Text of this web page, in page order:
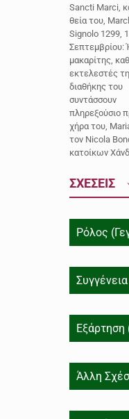
Sancti Marci,
θεία του,
Signolo 1299,
Σεπτεμβρίου:
μακαρίτης,
εκτελεστές
διαθήκης του
συντάσσουν
πληρεξούσιο
χήρα του,
τον Nicola
κατοίκων
ΣΧΕΣΕΙΣ
Ρόλος
Εξάρτηση
Άλλη